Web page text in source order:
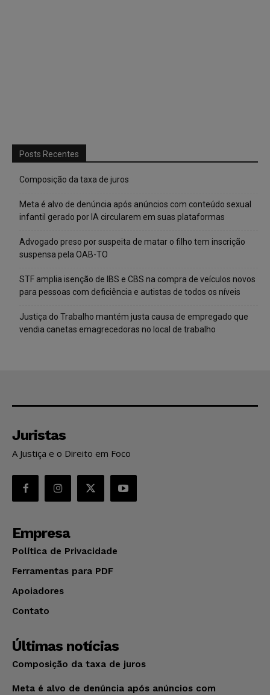
Posts Recentes
Composição da taxa de juros
Meta é alvo de denúncia após anúncios com conteúdo sexual
infantil gerado por IA circularem em suas plataformas
Advogado preso por suspeita de matar o filho tem inscrição
suspensa pela OAB-TO
STF amplia isenção de IBS e CBS na compra de veículos novos
para pessoas com deficiência e autistas de todos os níveis
Justiça do Trabalho mantém justa causa de empregado que
vendia canetas emagrecedoras no local de trabalho
Juristas
A Justiça e o Direito em Foco
Empresa
Política de Privacidade
Ferramentas para PDF
Apoiadores
Contato
Últimas notícias
Composição da taxa de juros
Meta é alvo de denúncia após anúncios com